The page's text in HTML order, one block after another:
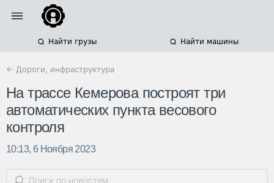
Найти грузы Найти машины
← Дороги, инфраструктура
На трассе Кемерова построят три
автоматических пункта весового
контроля
10:13, 6 Ноября 2023